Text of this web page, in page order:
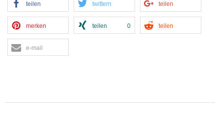
teilen twittern teilen
merken teilen 0 teilen
e-mail